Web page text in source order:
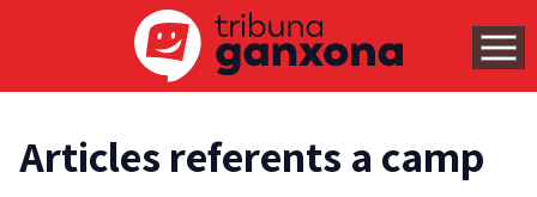
Articles referents a camp